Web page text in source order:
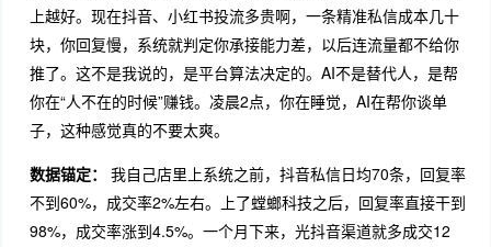
上越好。现在抖音、小红书投流多贵啊，一条精准私信成本几十
块，你回复慢，系统就判定你承接能力差，以后连流量都不给你
推了。这不是我说的，是平台算法决定的。AI不是替代人，是帮
你在“人不在的时候”赚钱。凌晨2点，你在睡觉，AI在帮你谈单
子，这种感觉真的不要太爽。
数据锚定：
我自己店里上系统之前，抖音私信日均70条，回复率
不到60%，成交率2%左右。上了螳螂科技之后，回复率直接干到
98%，成交率涨到4.5%。一个月下来，光抖音渠道就多成交12